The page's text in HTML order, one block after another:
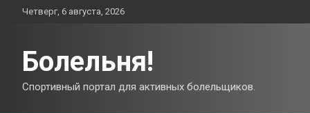
ПерейтиЧетверг, 6 августа, 2026
Болельня!
Спортивный портал для активных болельщиков.